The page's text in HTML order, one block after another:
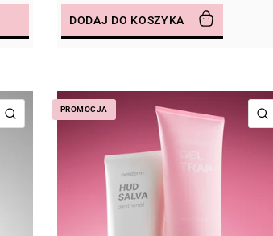
DODAJ DO KOSZYKA
SZYBKI PODGLĄD
PROMOCJA